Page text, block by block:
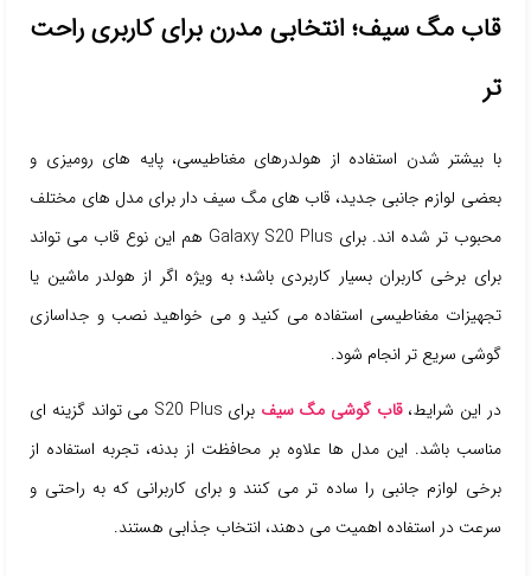
قاب مگ سیف؛ انتخابی مدرن برای کاربری راحت
تر
با بیشتر شدن استفاده از هولدرهای مغناطیسی، پایه های رومیزی و
بعضی لوازم جانبی جدید، قاب های مگ سیف دار برای مدل های مختلف
محبوب تر شده اند. برای Galaxy S20 Plus هم این نوع قاب می تواند
برای برخی کاربران بسیار کاربردی باشد؛ به ویژه اگر از هولدر ماشین یا
تجهیزات مغناطیسی استفاده می کنید و می خواهید نصب و جداسازی
گوشی سریع تر انجام شود.
در این شرایط،قاب گوشی مگ سیف
برای S20 Plus می تواند گزینه ای
مناسب باشد. این مدل ها علاوه بر محافظت از بدنه، تجربه استفاده از
برخی لوازم جانبی را ساده تر می کنند و برای کاربرانی که به راحتی و
سرعت در استفاده اهمیت می دهند، انتخاب جذابی هستند.